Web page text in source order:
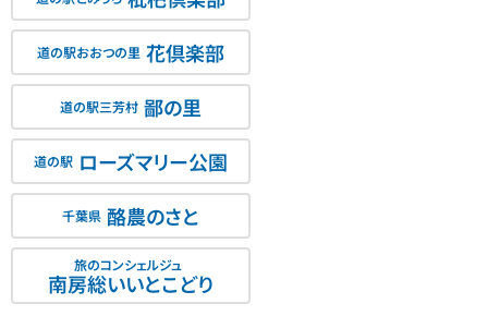
道の駅おおつの里 花倶楽部
道の駅三芳村 鄙の里
道の駅 ローズマリー公園
千葉県 酪農のさと
旅のコンシェルジュ
南房総いいとこどり